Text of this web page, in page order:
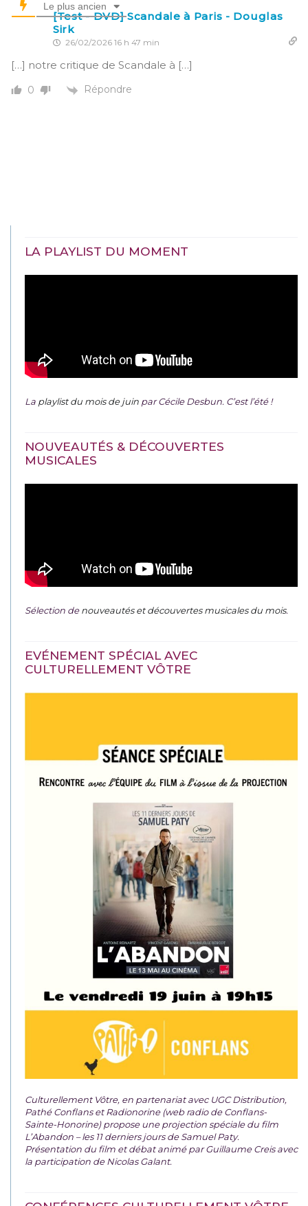
Le plus ancien
[Test - DVD] Scandale à Paris - Douglas
Sirk
26/02/2026 16 h 47 min
[…] notre critique de Scandale à […]
0 Répondre
LA PLAYLIST DU MOMENT
La playlist du mois de juin par Cécile Desbun. C’est l’été !
NOUVEAUTÉS & DÉCOUVERTES
MUSICALES
Sélection denouveautés et découvertes musicales du mois.
EVÉNEMENT SPÉCIAL AVEC
CULTURELLEMENT VÔTRE
Culturellement Vôtre, en partenariat avec UGC Distribution,
Pathé Conflans et Radionorine (web radio de Conflans-
Sainte-Honorine) propose une projection spéciale du film
L’Abandon – les 11 derniers jours de Samuel Paty.
Présentation du film et débat animé par Guillaume Creis avec
la participation de Nicolas Galant.